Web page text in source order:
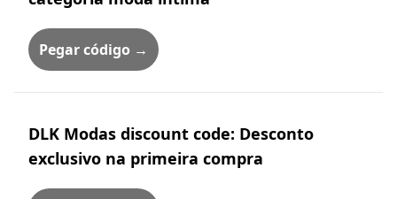
Pegar código →
DLK Modas discount code: Desconto
exclusivo na primeira compra